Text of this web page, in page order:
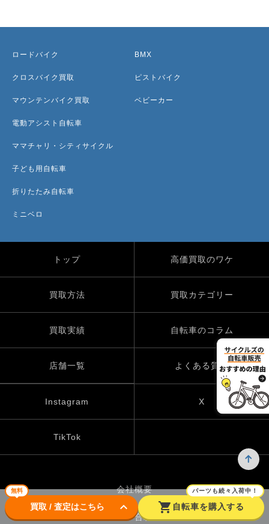
無料
買取 / 査定はこちら keyboard_arrow_down shopping_cart
パーツも続々入荷中！
自転車を購入する
ロードバイク
クロスバイク買取
マウンテンバイク買取
電動アシスト自転車
ママチャリ・シティサイクル
子ども用自転車
折りたたみ自転車
ミニベロ
BMX
ピストバイク
ベビーカー
トップ 高価買取のワケ
買取方法 買取カテゴリー
買取実績 自転車のコラム
店舗一覧 よくある質問
Instagram X
TikTok
会社概要
お問い合わせ